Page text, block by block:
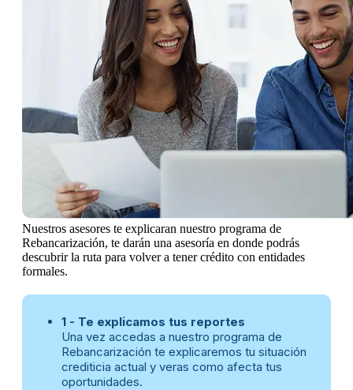
Nuestros asesores te explicaran nuestro programa de
Rebancarización, te darán una asesoría en donde podrás
descubrir la ruta para volver a tener crédito con entidades
formales.
1 - Te explicamos tus reportes
Una vez accedas a nuestro programa de
Rebancarización te explicaremos tu situación
crediticia actual y veras como afecta tus
oportunidades.